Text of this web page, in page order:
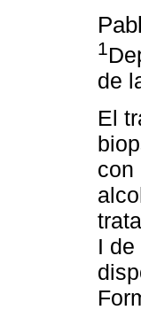
1
de
El
con
I